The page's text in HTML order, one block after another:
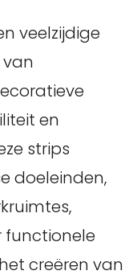
veelzijdige
en
strips
doeleinden,
functionele
creëren van